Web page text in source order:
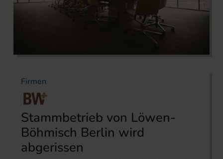
Firmen
Stammbetrieb von Löwen-
Böhmisch Berlin wird
abgerissen